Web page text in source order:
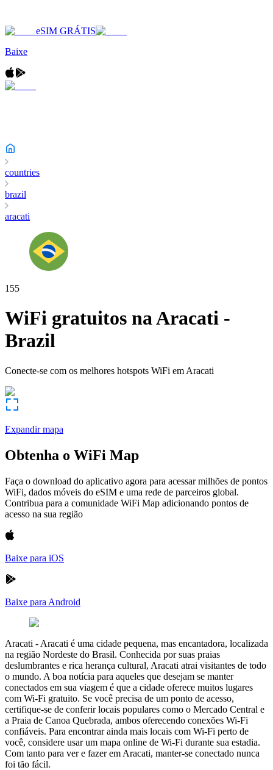
eSIM GRÁTIS
Baixe
countries
brazil
aracati
155
WiFi gratuitos naAracati -
Brazil
Conecte-se com os melhores hotspots WiFi em Aracati
Expandir mapa
Obtenha o WiFi Map
Faça o download do aplicativo agora para acessar milhões de pontos
WiFi, dados móveis do eSIM e uma rede de parceiros global.
Contribua para a comunidade WiFi Map adicionando pontos de
acesso na sua região
Baixe para iOS
Baixe para Android
Aracati - Aracati é uma cidade pequena, mas encantadora, localizada
na região Nordeste do Brasil. Conhecida por suas praias
deslumbrantes e rica herança cultural, Aracati atrai visitantes de todo
o mundo. A boa notícia para aqueles que desejam se manter
conectados em sua viagem é que a cidade oferece muitos lugares
com Wi-Fi gratuito. Se você precisa de um ponto de acesso,
certifique-se de conferir locais populares como o Mercado Central e
a Praia de Canoa Quebrada, ambos oferecendo conexões Wi-Fi
confiáveis. Para encontrar ainda mais locais com Wi-Fi perto de
você, considere usar um mapa online de Wi-Fi durante sua estadia.
Com tanto para ver e fazer em Aracati, manter-se conectado nunca
foi tão fácil.